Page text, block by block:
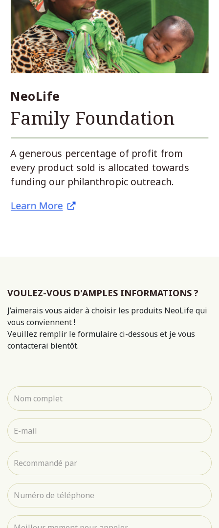
VOULEZ-VOUS D'AMPLES INFORMATIONS ?
J’aimerais vous aider à choisir les produits NeoLife qui
vous conviennent !
Veuillez remplir le formulaire ci-dessous et je vous
contacterai bientôt.